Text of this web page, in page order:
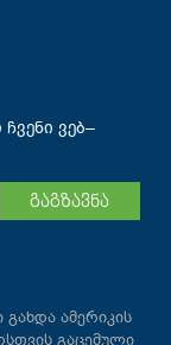
ვებ–
გაგზავნა
ამერიკის
გაცემული